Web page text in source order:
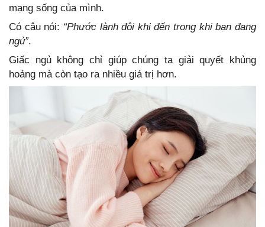
mạng sống của mình.
Có câu nói: “Phước lành đôi khi đến trong khi bạn đang
ngủ”.
Giấc ngủ không chỉ giúp chúng ta giải quyết khủng
hoảng mà còn tạo ra nhiều giá trị hơn.